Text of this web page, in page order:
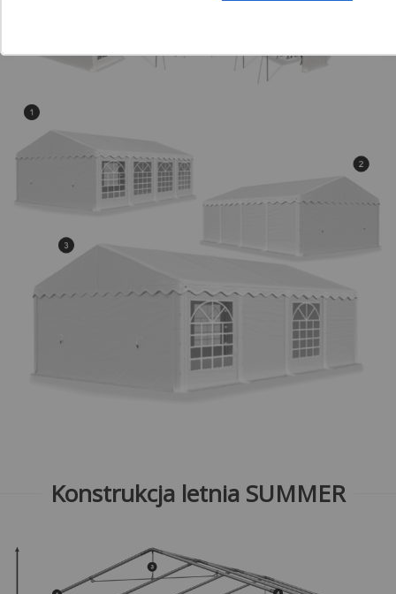
Konstrukcja letnia SUMMER